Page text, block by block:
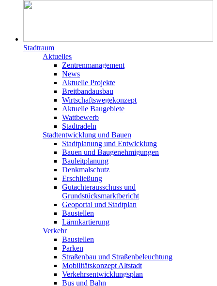
Stadtraum
Aktuelles
Zentrenmanagement
News
Aktuelle Projekte
Breitbandausbau
Wirtschaftswegekonzept
Aktuelle Baugebiete
Wattbewerb
Stadtradeln
Stadtentwicklung und Bauen
Stadtplanung und Entwicklung
Bauen und Baugenehmigungen
Bauleitplanung
Denkmalschutz
Erschließung
Gutachterausschuss und
Grundstücksmarktbericht
Geoportal und Stadtplan
Baustellen
Lärmkartierung
Verkehr
Baustellen
Parken
Straßenbau und Straßenbeleuchtung
Mobilitätskonzept Altstadt
Verkehrsentwicklungsplan
Bus und Bahn